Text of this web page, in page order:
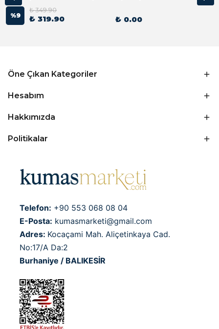
%9
₺ 349.90
₺ 319.90 ₺ 0.00
Öne Çıkan Kategoriler
Hesabım
Hakkımızda
Politikalar
Telefon: +90 553 068 08 04
E-Posta: kumasmarketi@gmail.com
Adres: Kocaçami Mah. Aliçetinkaya Cad.
No:17/A Da:2
Burhaniye / BALIKESİR